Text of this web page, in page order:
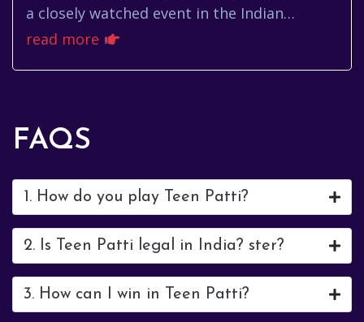
a closely watched event in the Indian
financial landscape. It sets the tone for
read more
FAQS
1. How do you play Teen Patti?
2. Is Teen Patti legal in India? ster?
3. How can I win in Teen Patti?